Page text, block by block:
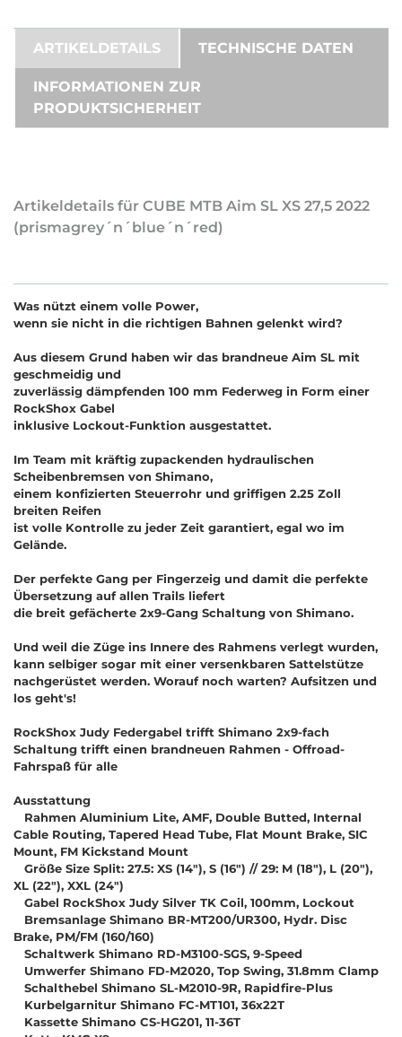
ARTIKELDETAILS TECHNISCHE DATEN
INFORMATIONEN ZUR
PRODUKTSICHERHEIT
Artikeldetails für CUBE MTB Aim SL XS 27,5 2022
(prismagrey´n´blue´n´red)
Was nützt einem volle Power,
wenn sie nicht in die richtigen Bahnen gelenkt wird?
Aus diesem Grund haben wir das brandneue Aim SL mit
geschmeidig und
zuverlässig dämpfenden 100 mm Federweg in Form einer
RockShox Gabel
inklusive Lockout-Funktion ausgestattet.
Im Team mit kräftig zupackenden hydraulischen
Scheibenbremsen von Shimano,
einem konfizierten Steuerrohr und griffigen 2.25 Zoll
breiten Reifen
ist volle Kontrolle zu jeder Zeit garantiert, egal wo im
Gelände.
Der perfekte Gang per Fingerzeig und damit die perfekte
Übersetzung auf allen Trails liefert
die breit gefächerte 2x9-Gang Schaltung von Shimano.
Und weil die Züge ins Innere des Rahmens verlegt wurden,
kann selbiger sogar mit einer versenkbaren Sattelstütze
nachgerüstet werden. Worauf noch warten? Aufsitzen und
los geht's!
RockShox Judy Federgabel trifft Shimano 2x9-fach
Schaltung trifft einen brandneuen Rahmen - Offroad-
Fahrspaß für alle
Ausstattung
Rahmen Aluminium Lite, AMF, Double Butted, Internal
Cable Routing, Tapered Head Tube, Flat Mount Brake, SIC
Mount, FM Kickstand Mount
Größe Size Split: 27.5: XS (14"), S (16") // 29: M (18"), L (20"),
XL (22"), XXL (24")
Gabel RockShox Judy Silver TK Coil, 100mm, Lockout
Bremsanlage Shimano BR-MT200/UR300, Hydr. Disc
Brake, PM/FM (160/160)
Schaltwerk Shimano RD-M3100-SGS, 9-Speed
Umwerfer Shimano FD-M2020, Top Swing, 31.8mm Clamp
Schalthebel Shimano SL-M2010-9R, Rapidfire-Plus
Kurbelgarnitur Shimano FC-MT101, 36x22T
Kassette Shimano CS-HG201, 11-36T